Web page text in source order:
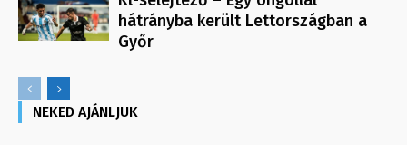
hátrányba került Lettországban a
Győr
NEKED AJÁNLJUK